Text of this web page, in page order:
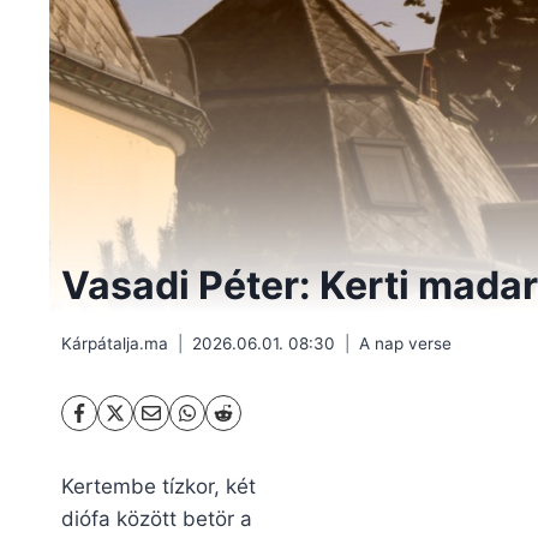
Vasadi Péter: Kerti
Kárpátalja.ma 2026.06.01. 08:30 A nap verse
Kertembe tízkor, két
diófa között betör a